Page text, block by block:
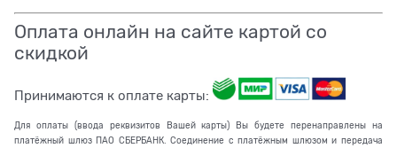
Оплата онлайн на сайте картой со
скидкой
Принимаются к оплате карты:
Для оплаты (ввода реквизитов Вашей карты) Вы будете перенаправлены на
платёжный шлюз ПАО СБЕРБАНК. Соединение с платёжным шлюзом и передача